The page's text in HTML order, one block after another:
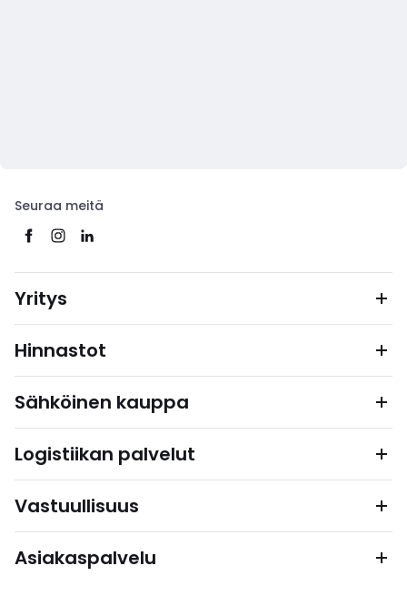
Seuraa meitä
Yritys
Hinnastot
Sähköinen kauppa
Logistiikan palvelut
Vastuullisuus
Asiakaspalvelu